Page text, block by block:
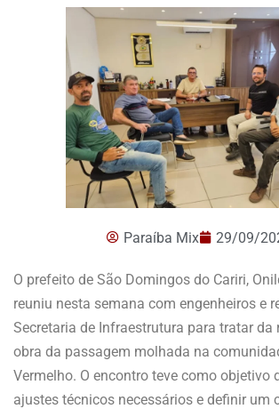
Paraíba Mix 29/09/
O prefeito de São Domingos do Cariri,
reuniu nesta semana com engenheiros e
Secretaria de Infraestrutura para tratar da
obra da passagem molhada na
Vermelho. O encontro teve como objetivo
ajustes técnicos necessários e definir um